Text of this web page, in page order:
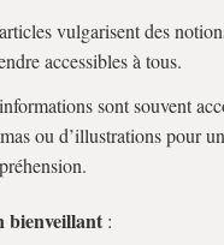
vulgarisent des
accessibles à tous.
sont souvent
ou d’illustrations pour
bienveillant :